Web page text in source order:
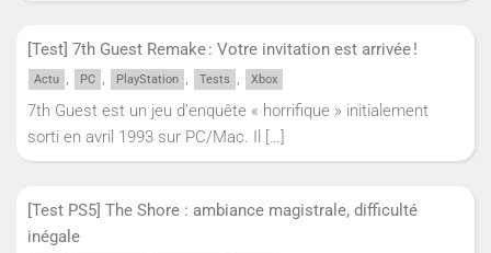
[Test] 7th Guest Remake : Votre invitation est arrivée !
Actu , PC , PlayStation , Tests , Xbox
7th Guest est un jeu d’enquête « horrifique » initialement
sorti en avril 1993 sur PC/Mac. Il […]
[Test PS5] The Shore : ambiance magistrale, difficulté
inégale